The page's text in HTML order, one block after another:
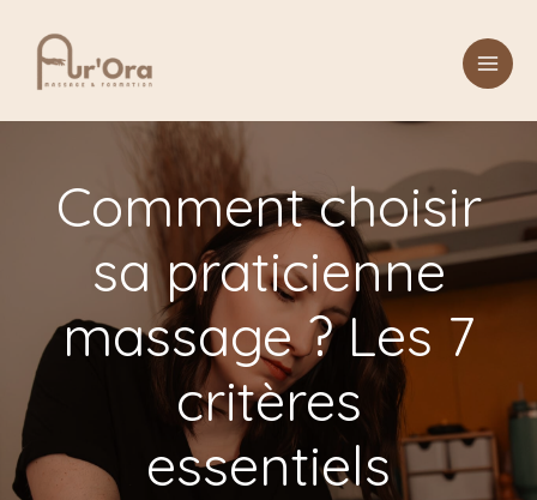
contenu
Comment choisir
sa praticienne
massage ? Les 7
critères
essentiels